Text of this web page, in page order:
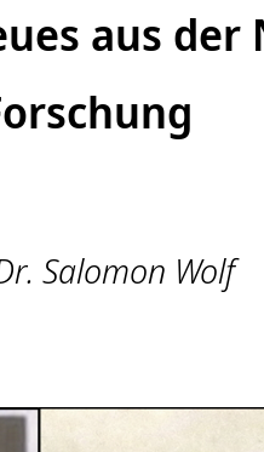
aus der
Salomon Wolf